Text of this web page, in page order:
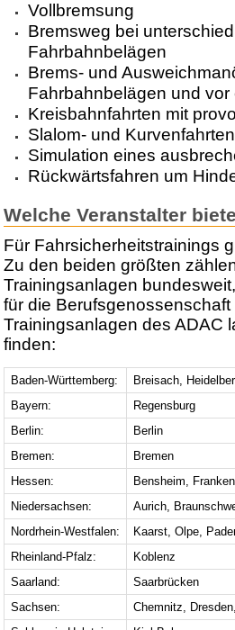
Vollbremsung
Bremsweg bei
Fahrbahnbelägen
Brems- und
Fahrbahnbelägen und vor
Kreisbahnfahrten mit
Slalom- und Kurvenfahrten
Simulation eines
Rückwärtsfahren um
Welche Veranstalter
Für Fahrsicherheitstrainings
Zu den beiden größten
Trainingsanlagen
für die
Trainingsanlagen des ADAC
finden:
Baden-Württemberg:
Breisach,
Bayern:
Regensburg
Berlin:
Berlin
Bremen:
Bremen
Hessen:
Bensheim,
Niedersachsen:
Aurich,
Nordrhein-Westfalen:
Kaarst, Olpe,
Rheinland-Pfalz:
Koblenz
Saarland:
Saarbrücken
Sachsen:
Chemnitz,